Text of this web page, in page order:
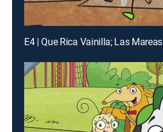
E4 | Que Rica Vainilla; Las Mareas